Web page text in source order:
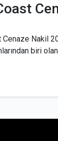
Nakil
biri